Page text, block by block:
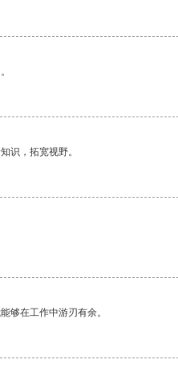
识，拓宽视野。
够在工作中游刃有余。